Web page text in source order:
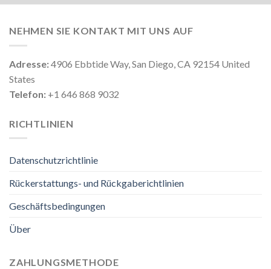
NEHMEN SIE KONTAKT MIT UNS AUF
Adresse:4906 Ebbtide Way, San Diego, CA 92154 United
States
Telefon: +1 646 868 9032
RICHTLINIEN
Datenschutzrichtlinie
Rückerstattungs- und Rückgaberichtlinien
Geschäftsbedingungen
Über
ZAHLUNGSMETHODE